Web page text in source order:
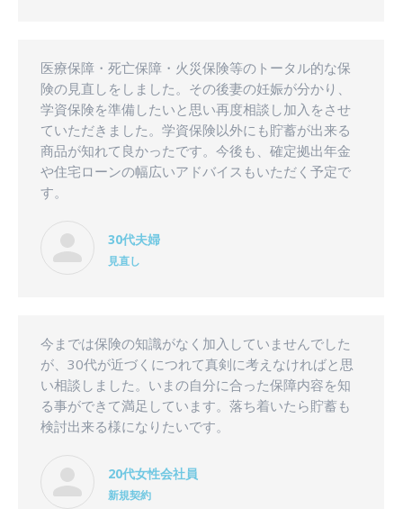
医療保障・死亡保障・火災保険等のトータル的な保
険の見直しをしました。その後妻の妊娠が分かり、
学資保険を準備したいと思い再度相談し加入をさせ
ていただきました。学資保険以外にも貯蓄が出来る
商品が知れて良かったです。今後も、確定拠出年金
や住宅ローンの幅広いアドバイスもいただく予定で
す。
30代夫婦
見直し
今までは保険の知識がなく加入していませんでした
が、30代が近づくにつれて真剣に考えなければと思
い相談しました。いまの自分に合った保障内容を知
る事ができて満足しています。落ち着いたら貯蓄も
検討出来る様になりたいです。
20代女性会社員
新規契約